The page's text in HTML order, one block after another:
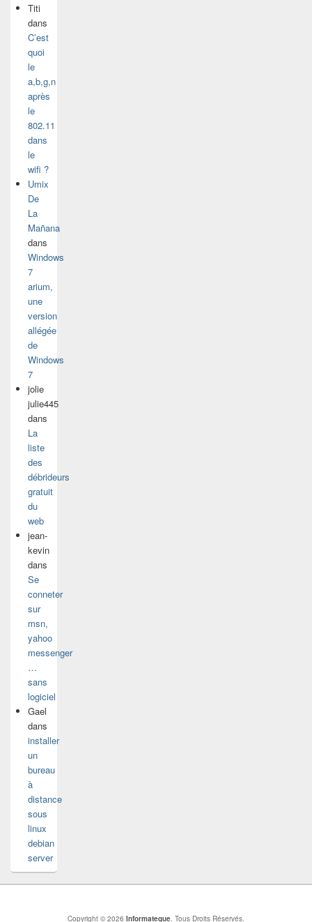
Titi
dans
C’est
quoi
le
a,b,g,n
après
le
802.11
dans
le
wifi ?
Umix
De
La
Mañana
dans
Windows
7
arium,
une
version
allégée
de
Windows
7
jolie
julie445
dans
La
liste
des
débrideurs
gratuit
du
web
jean-
kevin
dans
Se
conneter
sur
msn,
yahoo
messenger
…
sans
logiciel
Gael
dans
installer
un
bureau
à
distance
sous
linux
debian
server
Copyright © 2026 Informateque . Tous Droits Réservés.